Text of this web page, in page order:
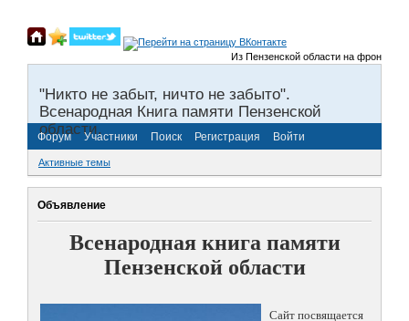
Из Пензенской области на фронты
"Никто не забыт, ничто не забыто".
Всенародная Книга памяти Пензенской
области.
Форум Участники Поиск Регистрация Войти
Активные темы
Объявление
Всенародная книга памяти
Пензенской области
Сайт посвящается